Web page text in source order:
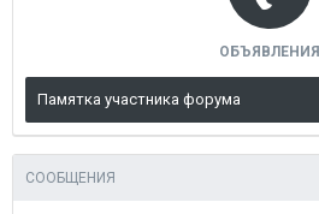
ОБЪЯВЛЕНИЯ
Памятка участника форума
СООБЩЕНИЯ